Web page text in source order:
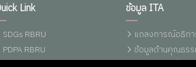
Link
SDGs RBRU
PDPA RBRU
ข้อมูล ITA
แถลงการณ์อธิกา
ข้อมูลด้านคุณธรร